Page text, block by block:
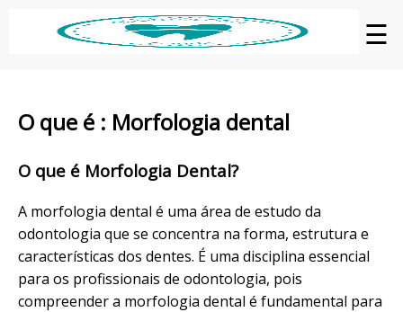
☰
O que é : Morfologia dental
O que é Morfologia Dental?
A morfologia dental é uma área de estudo da
odontologia que se concentra na forma, estrutura e
características dos dentes. É uma disciplina essencial
para os profissionais de odontologia, pois
compreender a morfologia dental é fundamental para